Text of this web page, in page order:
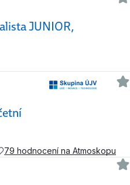
JUNIOR,
79 hodnocení na Atmoskopu